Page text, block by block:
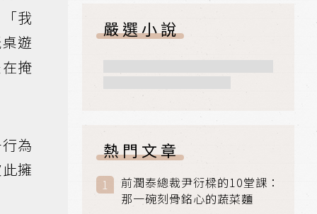
我
遊
掩
為
擁
嚴選小說
熱門文章
前潤泰總裁尹衍樑的10堂課：
那一碗刻骨銘心的蔬菜麵